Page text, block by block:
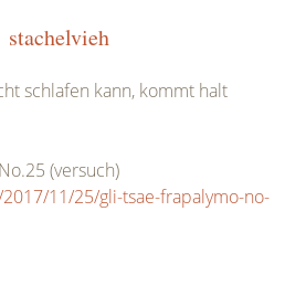
stachelvieh
schlafen kann, kommt halt
(versuch)
11/25/gli-tsae-frapalymo-no-